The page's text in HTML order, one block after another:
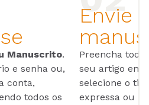
Manuscrito.
e senha ou,
conta,
todos os
Envie
Preencha
seu artigo em
selecione o
expressa ou